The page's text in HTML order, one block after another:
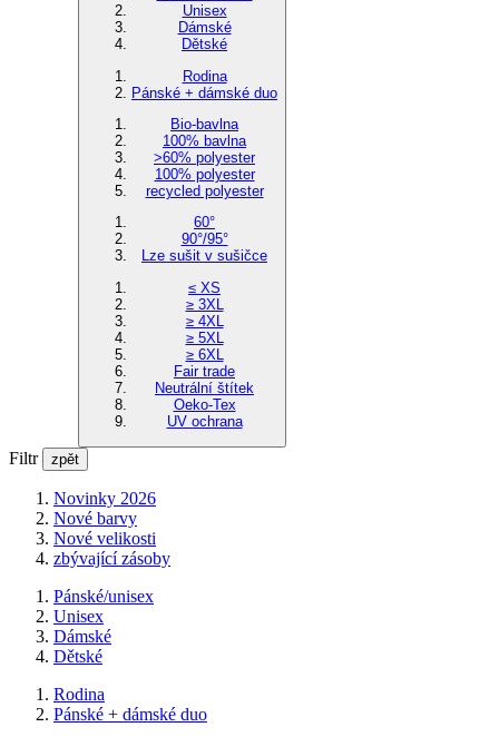
Unisex
Dámské
Dětské
Rodina
Pánské + dámské duo
Bio-bavlna
100% bavlna
>60% polyester
100% polyester
recycled polyester
60°
90°/95°
Lze sušit v sušičce
≤ XS
≥ 3XL
≥ 4XL
≥ 5XL
≥ 6XL
Fair trade
Neutrální štítek
Oeko-Tex
UV ochrana
Filtr zpět
Novinky 2026
Nové barvy
Nové velikosti
zbývající zásoby
Pánské/unisex
Unisex
Dámské
Dětské
Rodina
Pánské + dámské duo